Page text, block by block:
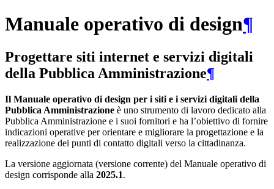
Manuale operativo di design¶
Progettare siti internet e servizi digitali
della Pubblica Amministrazione¶
Il Manuale operativo di design per i siti e i servizi digitali della
Pubblica Amministrazione è uno strumento di lavoro dedicato alla
Pubblica Amministrazione e i suoi fornitori e ha l’obiettivo di fornire
indicazioni operative per orientare e migliorare la progettazione e la
realizzazione dei punti di contatto digitali verso la cittadinanza.
La versione aggiornata (versione corrente) del Manuale operativo di
design corrisponde alla 2025.1.